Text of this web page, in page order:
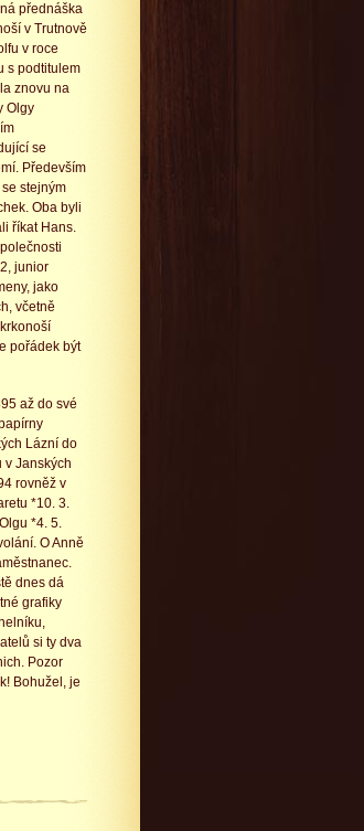
přednáška
v Trutnově
v roce
s podtitulem
znovu na
Olgy
se
Především
stejným
Oba byli
říkat Hans.
junior
jako
včetně
pořádek být
až do své
Lázní do
v Janských
rovněž v
*10. 3.
*4. 5.
O Anně
dnes dá
grafiky
si ty dva
Pozor
Bohužel, je